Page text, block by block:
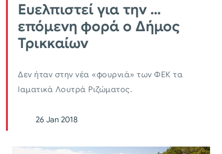
Ευελπιστεί για την …
επόμενη φορά ο Δήμος
Τρικκαίων
Δεν ήταν στην νέα «φουρνιά» των ΦΕΚ τα
Ιαματικά Λουτρά Ριζώματος.
26 Jan 2018